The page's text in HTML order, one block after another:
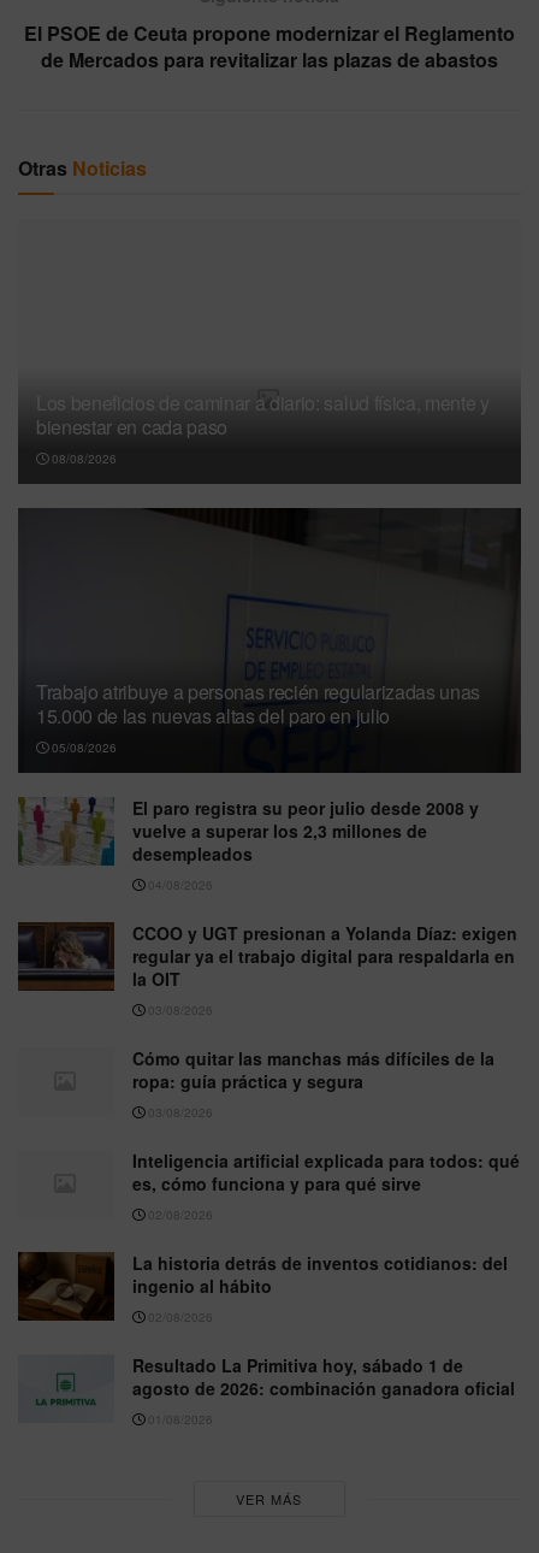
El PSOE de Ceuta propone modernizar el Reglamento
de Mercados para revitalizar las plazas de abastos
Otras Noticias
Los beneficios de caminar a diario: salud física, mente y
bienestar en cada paso
08/08/2026
Trabajo atribuye a personas recién regularizadas unas
15.000 de las nuevas altas del paro en julio
05/08/2026
El paro registra su peor julio desde 2008 y
vuelve a superar los 2,3 millones de
desempleados
04/08/2026
CCOO y UGT presionan a Yolanda Díaz: exigen
regular ya el trabajo digital para respaldarla en
la OIT
03/08/2026
Cómo quitar las manchas más difíciles de la
ropa: guía práctica y segura
03/08/2026
Inteligencia artificial explicada para todos: qué
es, cómo funciona y para qué sirve
02/08/2026
La historia detrás de inventos cotidianos: del
ingenio al hábito
02/08/2026
Resultado La Primitiva hoy, sábado 1 de
agosto de 2026: combinación ganadora oficial
01/08/2026
VER MÁS